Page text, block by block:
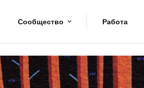
Сообщество Работа